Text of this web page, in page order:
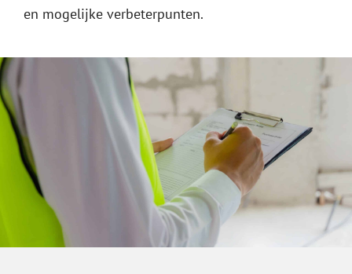
en mogelijke verbeterpunten.